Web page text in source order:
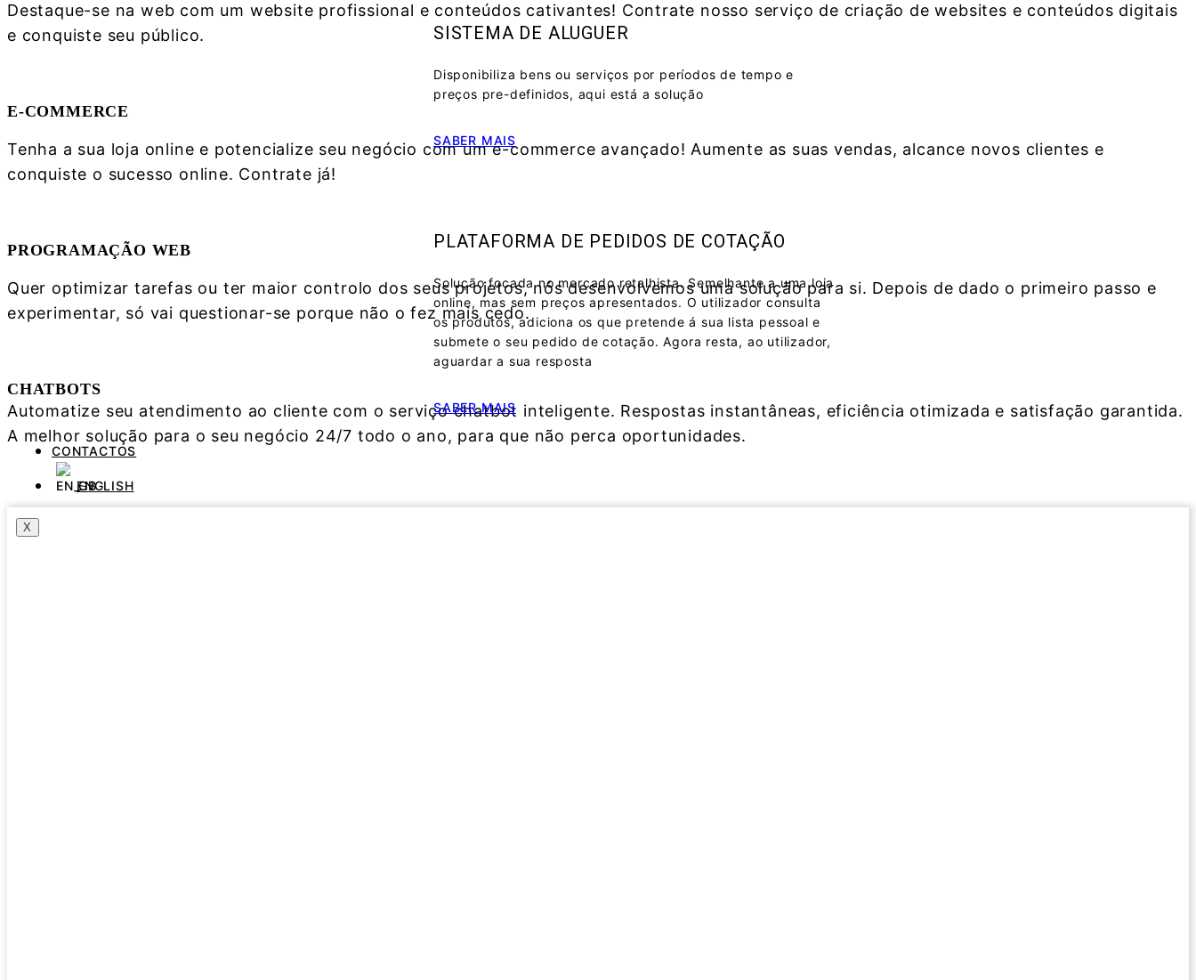
SISTEMA DE ALUGUER
Disponibiliza bens ou serviços por períodos de tempo e
preços pre-definidos, aqui está a solução
SABER MAIS
PLATAFORMA DE PEDIDOS DE COTAÇÃO
Solução focada no mercado retalhista. Semelhante a uma loja
online, mas sem preços apresentados. O utilizador consulta
os produtos, adiciona os que pretende á sua lista pessoal e
submete o seu pedido de cotação. Agora resta, ao utilizador,
aguardar a sua resposta
SABER MAIS
CONTACTOS
ENGLISH
X
Destaque-se na web com um website profissional e conteúdos cativantes! Contrate nosso serviço de criação de websites e conteúdos digitais
e conquiste seu público.
E-COMMERCE
Tenha a sua loja online e potencialize seu negócio com um e-commerce avançado! Aumente as suas vendas, alcance novos clientes e
conquiste o sucesso online. Contrate já!
PROGRAMAÇÃO WEB
Quer optimizar tarefas ou ter maior controlo dos seus projetos, nós desenvolvemos uma solução para si. Depois de dado o primeiro passo e
experimentar, só vai questionar-se porque não o fez mais cedo.
CHATBOTS
Automatize seu atendimento ao cliente com o serviço chatbot inteligente. Respostas instantâneas, eficiência otimizada e satisfação garantida.
A melhor solução para o seu negócio 24/7 todo o ano, para que não perca oportunidades.
Saber mais